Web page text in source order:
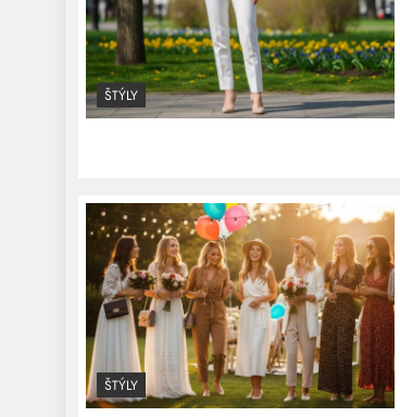
Ako správne kombinovať
oblečenie a doplnky
Ako sa obliecť na
polovinky
ŠTÝLY
ŠTÝLY